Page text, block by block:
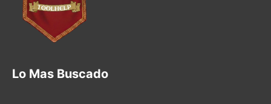
Lo Mas Buscado